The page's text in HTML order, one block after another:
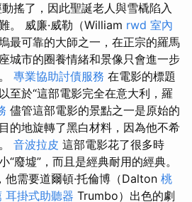
搖了，因此聖誕老人與雪橇陷入
。 威廉·威勒（William rwd 室內
最可靠的大師之一，在正宗的羅馬
城市的圈養情緒和景像只會進一步
專業協助討債服務 在電影的標題
至於“這部電影完全在意大利，羅
儘管這部電影的景點之一是原始的
的地旋轉了黑白材料，因為他不希
音波拉皮 這部電影花了很多時
“廢墟”，而且是經典耐用的經典。
他需要道爾頓·托倫博（Dalton 桃
耳掛式助聽器 Trumbo）出色的劇